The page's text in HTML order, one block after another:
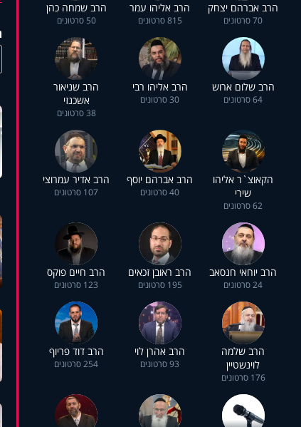
הרב אברהם יצחק
70 סרטונים
הרב אליהו עמר
815 סרטונים
הרב שמחה כהן
50 סרטונים
הרב שלום ארוש
64 סרטונים
הרב אליהו רבי
30 סרטונים
הרב שניאור
אשכנזי
38 סרטונים
הקאוצ`ר אליהו
שירי
62 סרטונים
הרב אברהם יוסף
40 סרטונים
הרב אדיר עמרוצי
107 סרטונים
הרב יוחאי חנסאב
24 סרטונים
הרב ראובן זכאים
195 סרטונים
הרב חיים פוקס
123 סרטונים
הרב שלמה
לוינשטיין
176 סרטונים
הרב אהרן לוי
93 סרטונים
הרב דוד פריוף
254 סרטונים